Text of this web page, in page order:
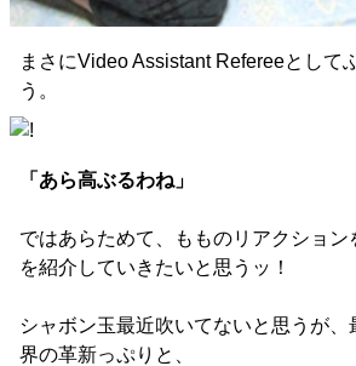
まさにVideo Assistant Refereeとして
う。
「あら高ぶるわね」
ではあらためて、もものリアクション
を紹介していきたいと思うッ！
シャボン玉最近吹いてないと思うが
界の革新っぷりと、